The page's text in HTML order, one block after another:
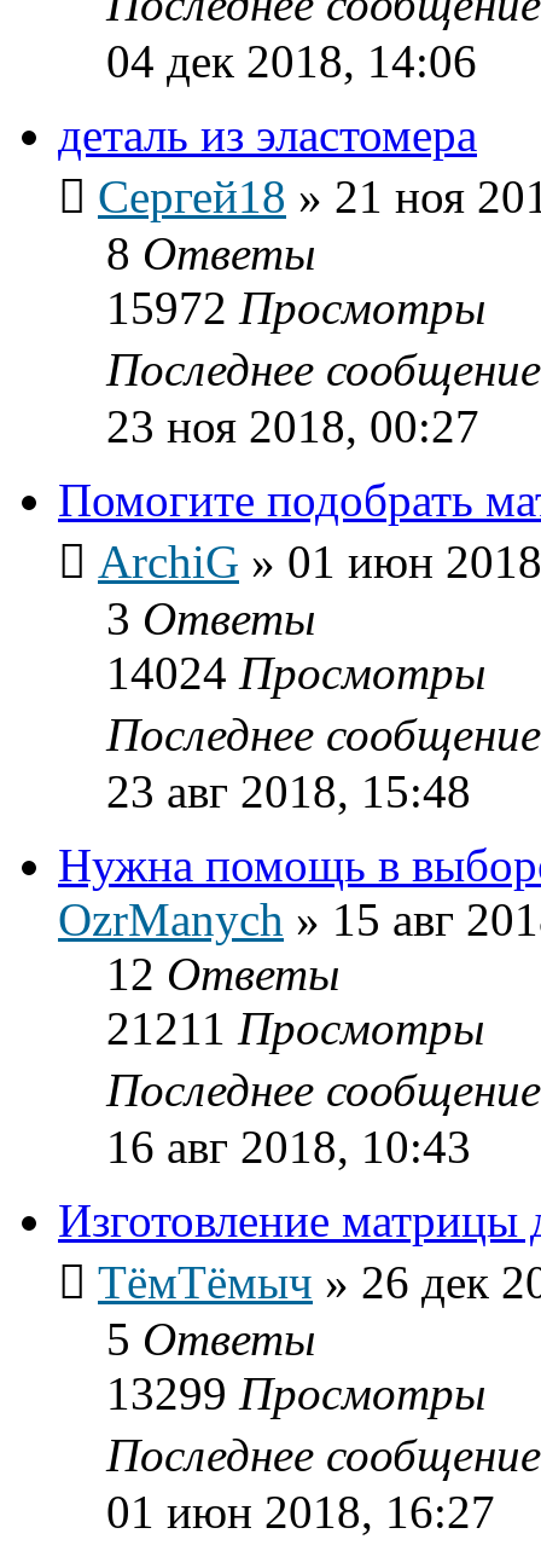
04 дек 2018, 14:06
деталь из эластомера
Сергей18 » 21 ноя
8 Ответы
15972 Просмотры
Последнее
23 ноя 2018, 00:27
Помогите подобрать
ArchiG » 01 июн
3 Ответы
14024 Просмотры
Последнее
23 авг 2018, 15:48
Нужна помощь в
OzrManych » 15 авг
12 Ответы
21211 Просмотры
Последнее
16 авг 2018, 10:43
Изготовление
ТёмТёмыч » 26 дек
5 Ответы
13299 Просмотры
Последнее
01 июн 2018, 16:27